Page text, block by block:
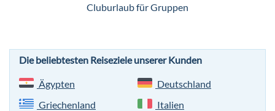
Cluburlaub für Gruppen
Die beliebtesten Reiseziele unserer Kunden
Ägypten
Deutschland
Griechenland
Italien